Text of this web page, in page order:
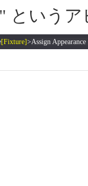
という
[Fixture]>Assign